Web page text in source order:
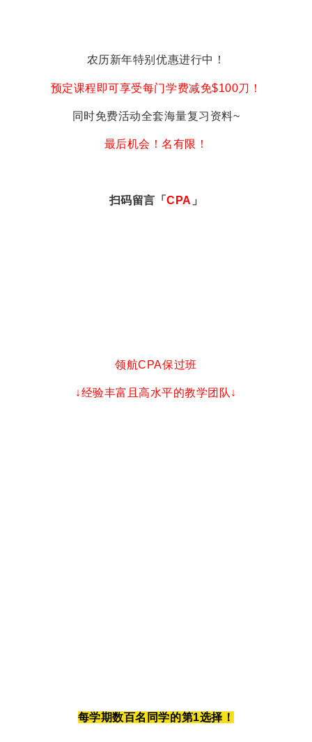
农历新年特别优惠进行中！
预定课程即可享受每门学费减免$100刀！
同时免费活动全套海量复习资料~
最后机会！名有限！
扫码留言「CPA 」
领航CPA保过班
↓经验丰富且高水平的教学团队↓
每学期数百名同学的第1选择！